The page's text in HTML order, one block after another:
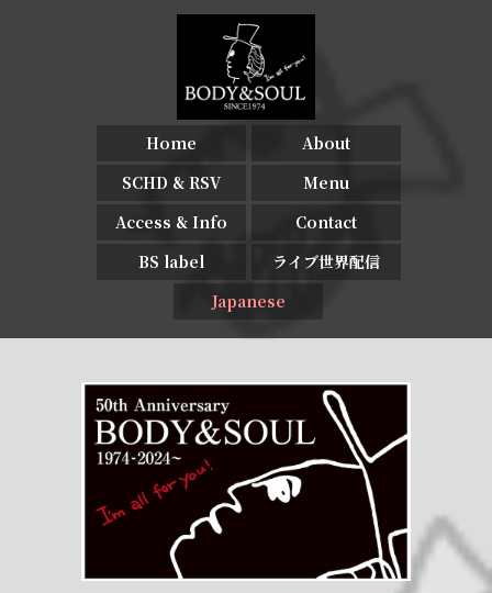
Home
About
SCHD & RSV
Menu
Access & Info
Contact
BS label
ライブ世界配信
Japanese